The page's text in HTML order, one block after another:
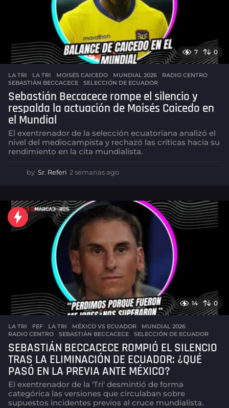
o
7 0
LA TRI LA TRI ,MOISÉS CAICEDO ,MUNDIAL 2026 ,RADIO CENTRO
SEBASTIÁN BECCACECE
,SELECCIÓN DE ECUADOR
Sebastián Beccacece rompe el silencio y
respalda la actuación de Moisés Caicedo en
el Mundial
El exentrenador de la selección ecuatoriana analizó el
nivel del mediocampista y rechazó las críticas hacia su
rendimiento en la cita mundialista.
by Sr. Referi 2 semanas ago
a
n
s
a
g
14 0
LA TRI FEF ,LA TRI ,MÉXICO VS ECUADOR ,MUNDIAL 2026
RADIO CENTRO
,SEBASTIÁN BECCACECE ,SELECCIÓN DE ECUADOR
SEBASTIÁN BECCACECE ROMPIÓ EL SILENCIO
TRAS LA ELIMINACIÓN DE ECUADOR: ¿QUÉ
PASÓ EN LA PREVIA ANTE MÉXICO?
El exentrenador de la 'Tri' desmintió de forma
categórica las versiones que circulaban sobre
supuestos incidentes previos al cruce mundialista.